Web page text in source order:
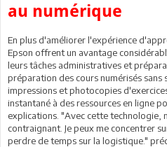
au numérique
En plus d'améliorer l'expérience
Epson offrent un avantage
leurs tâches administratives et
préparation des cours numérisés
impressions et photocopies
instantané à des ressources en ligne
explications. "Avec cette technologie,
contraignant. Je peux me concentrer
perdre de temps sur la logistique."